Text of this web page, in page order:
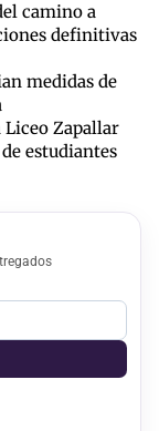
camino a
definitivas
medidas de
Zapallar
estudiantes